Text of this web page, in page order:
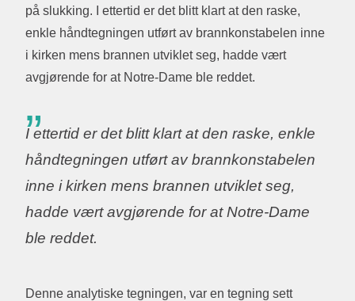
på slukking. I ettertid er det blitt klart at den raske,
enkle håndtegningen utført av brannkonstabelen inne
i kirken mens brannen utviklet seg, hadde vært
avgjørende for at Notre-Dame ble reddet.
I ettertid er det blitt klart at den raske, enkle
håndtegningen utført av brannkonstabelen
inne i kirken mens brannen utviklet seg,
hadde vært avgjørende for at Notre-Dame
ble reddet.
Denne analytiske tegningen, var en tegning sett